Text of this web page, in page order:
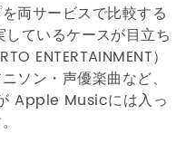
両サービスで比較する
ているケースが目立ち
ENTERTAINMENT）
ソン・声優楽曲など、
Apple Musicには入っ